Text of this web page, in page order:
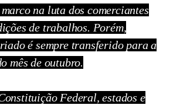
na luta dos comerciantes
de trabalhos. Porém,
é sempre transferido para a
mês de outubro.
Federal, estados e